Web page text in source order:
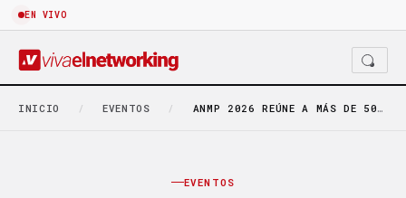
EN VIVO
INICIO / EVENTOS / ANMP 2026 REÚNE A MÁS DE 50 PONENTES…
EVENTOS